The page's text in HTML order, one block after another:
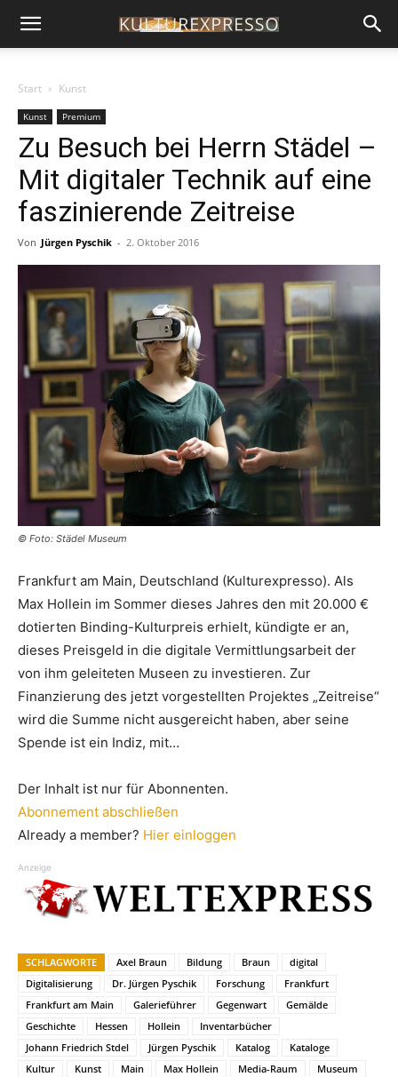
Start Kunst
Kunst Premium
Zu Besuch bei Herrn Städel –
Mit digitaler Technik auf eine
faszinierende Zeitreise
Von Jürgen Pyschik - 2. Oktober 2016
© Foto: Städel Museum
Frankfurt am Main, Deutschland (Kulturexpresso). Als
Max Hollein im Sommer dieses Jahres den mit 20.000 €
dotierten Binding-Kulturpreis erhielt, kündigte er an,
dieses Preisgeld in die digitale Vermittlungsarbeit der
von ihm geleiteten Museen zu investieren. Zur
Finanzierung des jetzt vorgestellten Projektes „Zeitreise“
wird die Summe nicht ausgereicht haben, aber seine
Spende ist ein Indiz, mit…
Der Inhalt ist nur für Abonnenten.
Abonnement abschließen
Already a member? Hier einloggen
Anzeige
SCHLAGWORTE Axel Braun Bildung Braun
digital
Digitalisierung
Dr. Jürgen Pyschik Forschung
Frankfurt
Frankfurt am Main
Galerieführer Gegenwart
Gemälde
Geschichte
Hessen Hollein
Inventarbücher
Johann Friedrich Stdel
Jürgen Pyschik Katalog
Kataloge
Kultur
Kunst Main Max Hollein Media-Raum
Museum